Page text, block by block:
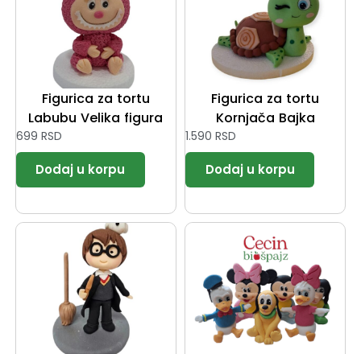
Figurica za tortu
Labubu Velika figura
699 RSD
Figurica za tortu
Kornjača Bajka
1.590 RSD